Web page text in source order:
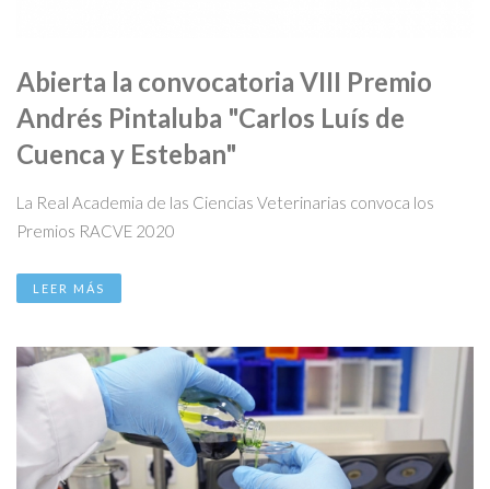
Abierta la convocatoria VIII Premio
Andrés Pintaluba "Carlos Luís de
Cuenca y Esteban"
La Real Academia de las Ciencias Veterinarias convoca los
Premios RACVE 2020
LEER MÁS